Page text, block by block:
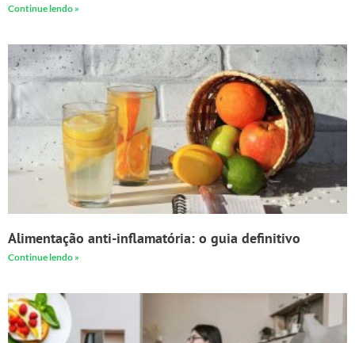
Continue lendo »
Alimentação anti-inflamatória: o guia definitivo
Continue lendo »